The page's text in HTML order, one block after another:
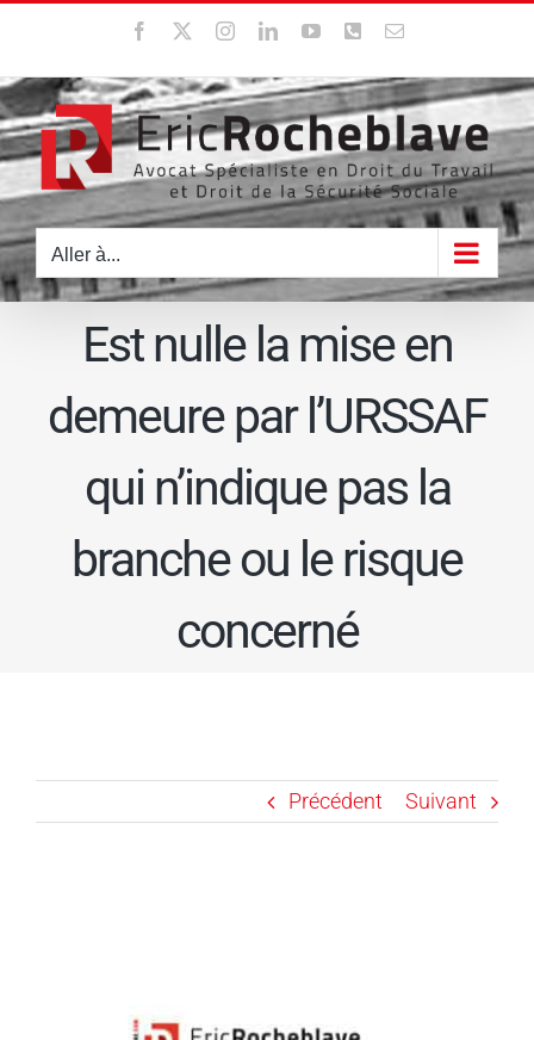
contenu
Facebook InstagramLinkedInYouTubeWhatsApp
Email
Aller à...
Est nulle la mise en
demeure par l’URSSAF
qui n’indique pas la
branche ou le risque
concerné
Précédent Suivant